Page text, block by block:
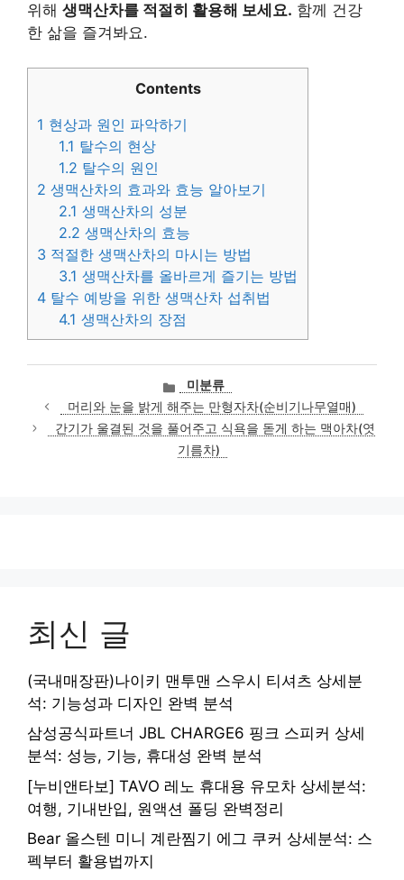
위해 생맥산차를 적절히 활용해 보세요. 함께 건강
한 삶을 즐겨봐요.
Contents
1 현상과 원인 파악하기
1.1 탈수의 현상
1.2 탈수의 원인
2 생맥산차의 효과와 효능 알아보기
2.1 생맥산차의 성분
2.2 생맥산차의 효능
3 적절한 생맥산차의 마시는 방법
3.1 생맥산차를 올바르게 즐기는 방법
4 탈수 예방을 위한 생맥산차 섭취법
4.1 생맥산차의 장점
카
테
고
리
미분류
머리와 눈을 밝게 해주는 만형자차(순비기나무열매)
간기가 울결된 것을 풀어주고 식욕을 돋게 하는 맥아차(엿
기름차)
최신 글
(국내매장판)나이키 맨투맨 스우시 티셔츠 상세분
석: 기능성과 디자인 완벽 분석
삼성공식파트너 JBL CHARGE6 핑크 스피커 상세
분석: 성능, 기능, 휴대성 완벽 분석
[누비앤타보] TAVO 레노 휴대용 유모차 상세분석:
여행, 기내반입, 원액션 폴딩 완벽정리
Bear 올스텐 미니 계란찜기 에그 쿠커 상세분석: 스
펙부터 활용법까지